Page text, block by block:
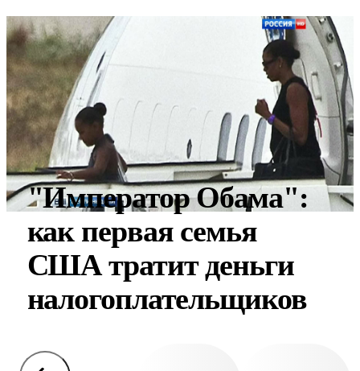
"Император Обама":
как первая семья
США тратит деньги
налогоплательщиков